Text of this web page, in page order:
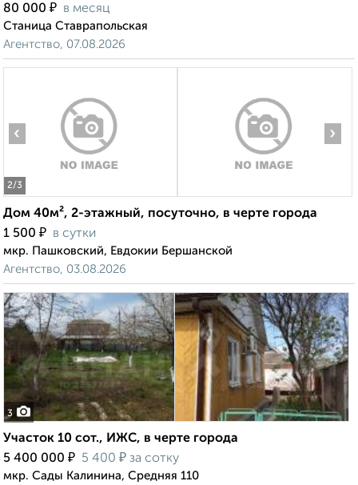
80 000 ₽ в месяц
Станица Ставрапольская
Агентство, 07.08.2026
2/3
‹ ›
Дом 40м², 2-этажный, посуточно, в черте города
1 500 ₽ в сутки
мкр. Пашковский, Евдокии Бершанской
Агентство, 03.08.2026
3
Участок 10 сот., ИЖС, в черте города
5 400 000 ₽ 5 400 ₽ за сотку
мкр. Сады Калинина, Средняя 110